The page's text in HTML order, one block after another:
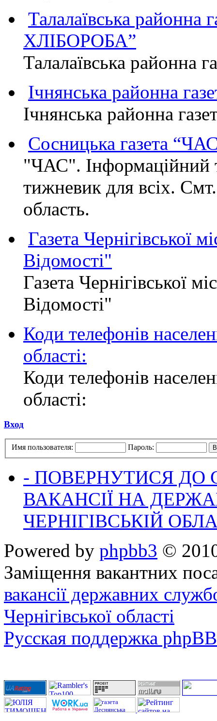
Талалаївська
ХЛІБОРОБА”
Талалаївська
Ічнянська районна
Ічнянська районна
Сосницька газета
"ЧАС". Інформаційний
тижневик для всіх.
область.
Газета Чернігівської
Відомості"
Газета Чернігівської
Відомості"
Коди телефонів
області:
Коди телефонів
області:
Вход
Имя пользователя: Пароль:
- ПОВЕРНУТИСЯ ДО
ВАКАНСІЇ НА
ЧЕРНІГІВСЬКІЙ
Powered by phpbb3 ©
Заміщення вакантних
вакансії державних
Чернігівської області
Русская поддержка phpBB